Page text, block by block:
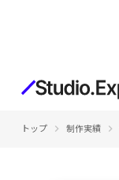
トップ keyboard_arrow_right 制作実績 keyboard_arrow_right